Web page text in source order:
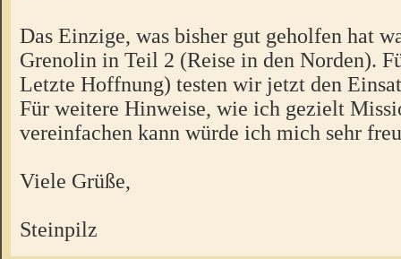
Das Einzige, was bisher gut geholfen hat
Grenolin in Teil 2 (Reise in den Norden).
Letzte Hoffnung) testen wir jetzt den
Für weitere Hinweise, wie ich gezielt
vereinfachen kann würde ich mich sehr
Viele Grüße,
Steinpilz